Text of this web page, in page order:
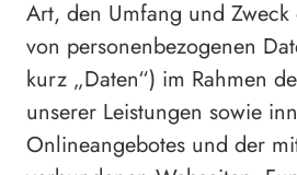
Art, den Umfang und
von personenbezogenen
kurz „Daten“) im Rahmen
unserer Leistungen sowie
Onlineangebotes und der